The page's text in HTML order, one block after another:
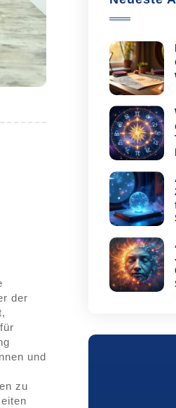
der
und
zu